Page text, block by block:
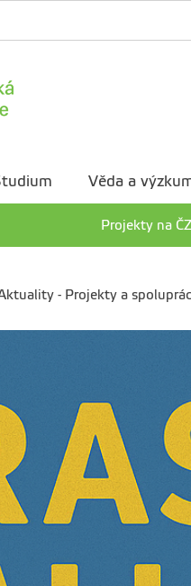
Věda a
Projekty na
- Projekty a